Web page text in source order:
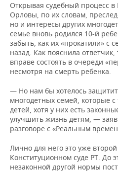
Открывая судебный процесс в
Орловы, по их словам,
но и интересы других
семье вновь родился 10-й
забыть, как их «прокатили» с
назад. Как пояснила
вправе состоять в очереди
несмотря на смерть ребенка.
— Но нам бы хотелось
многодетных семей, которые
детей, хотя у них есть
улучшить жизнь детям, —
разговоре с «Реальным
Лично для него это уже
Конституционном суде РТ. До
незаконной другой нормы